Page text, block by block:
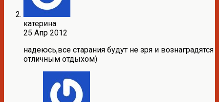
катерина
25 Апр 2012
надеюсь,все старания будут не зря и вознаградятся
отличным отдыхом)